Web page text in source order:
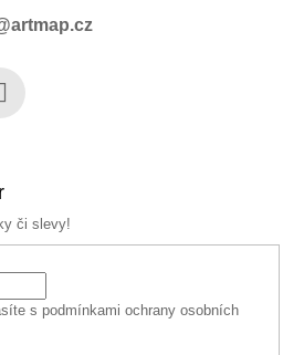
či slevy!
s podmínkami ochrany osobních